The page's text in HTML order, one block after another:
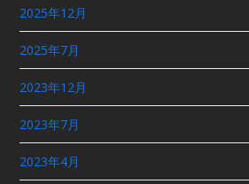
2025年12月
2025年7月
2023年12月
2023年7月
2023年4月